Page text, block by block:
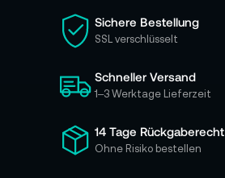
i
e
s
c
h
ü
r
u
Sichere Bestellung
SSL verschlüsselt
Schneller Versand
1–3 Werktage Lieferzeit
14 Tage Rückgaberecht
Ohne Risiko bestellen